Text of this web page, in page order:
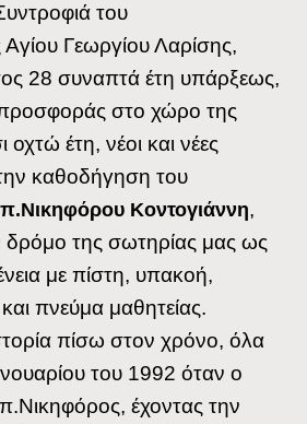
του
Γεωργίου Λαρίσης,
28 συναπτά έτη υπάρξεως,
στο χώρο της
οχτώ έτη, νέοι και νέες
καθοδήγηση του
π.Νικηφόρου Κοντογιάννη,
δρόμο της σωτηρίας μας ως
με πίστη, υπακοή,
πνεύμα μαθητείας.
πίσω στον χρόνο, όλα
του 1992 όταν ο
έχοντας την